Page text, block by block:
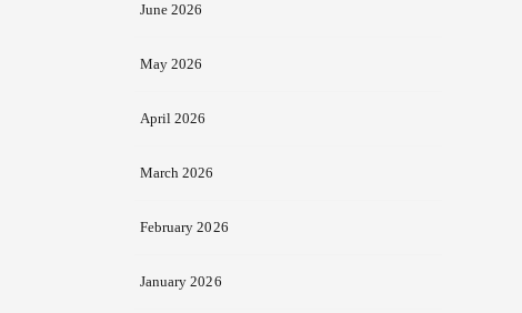
June 2026
May 2026
April 2026
March 2026
February 2026
January 2026